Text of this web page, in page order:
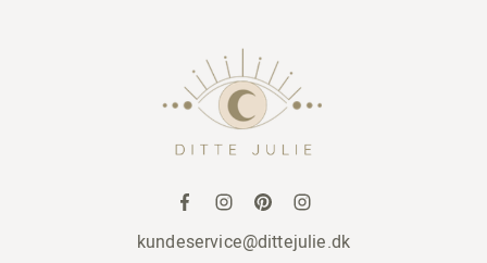
kundeservice@dittejulie.dk